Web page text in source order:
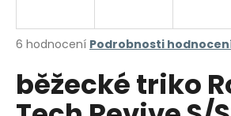
Průměrné
produktu
je
4,8
6 hodnocení Podrobnosti
běžecké triko
j
t
?